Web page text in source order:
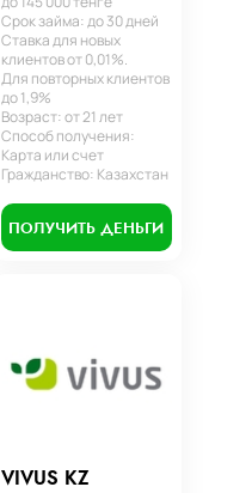
Срок займа: до 30 дней
Ставка для новых
клиентов от 0,01%.
Для повторных клиентов
до 1,9%
Возраст: от 21 лет
Способ получения:
Карта или счет
Гражданство: Казахстан
ПОЛУЧИТЬ ДЕНЬГИ
VIVUS KZ